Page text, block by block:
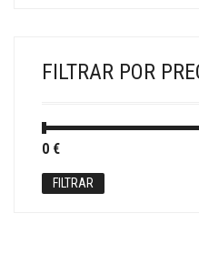
FILTRAR POR
Precio
Precio
FILTRAR
0 €